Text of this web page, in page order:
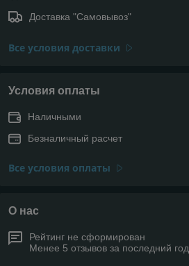
Доставка "Самовывоз"
Все условия доставки
Условия оплаты
Наличными
Безналичный расчет
Все условия оплаты
О нас
Рейтинг не сформирован
Менее 5 отзывов за последний год